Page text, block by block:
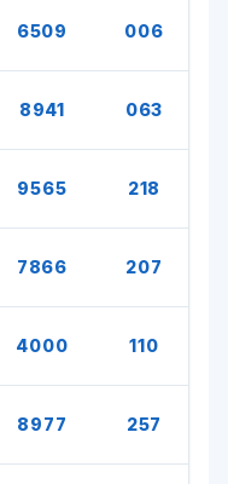
6509 006
8941 063
9565 218
7866 207
4000 110
8977 257